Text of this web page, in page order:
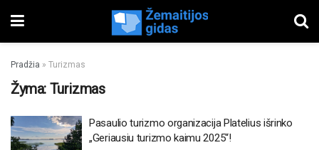
Pradžia » Turizmas
Žyma: Turizmas
Pasaulio turizmo organizacija Platelius išrinko
„Geriausiu turizmo kaimu 2025“!